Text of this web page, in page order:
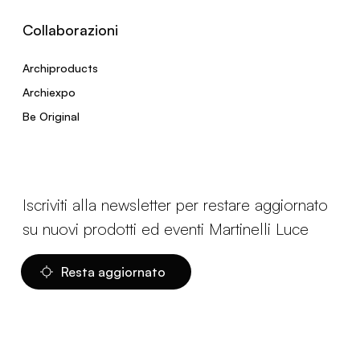
Collaborazioni
Archiproducts
Archiexpo
Be Original
Iscriviti alla newsletter per restare aggiornato
su nuovi prodotti ed eventi Martinelli Luce
Resta aggiornato